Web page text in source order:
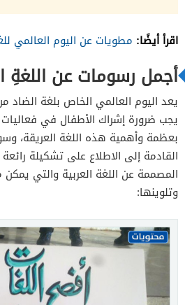
اقرأ أيضًا: مطويات عن اليوم العالمي
أجمل رسومات عن اللغةِ
يعد اليوم العالمي الخاص بلغة الضاد
يجب ضرورة إشراك الأطفال في فعاليات
بعظمة وأهمية هذه اللغة العريقة،
القادمة إلى الاطلاع على تشكيلة
المصممة عن اللغة العربية والتي
وتلوينها: